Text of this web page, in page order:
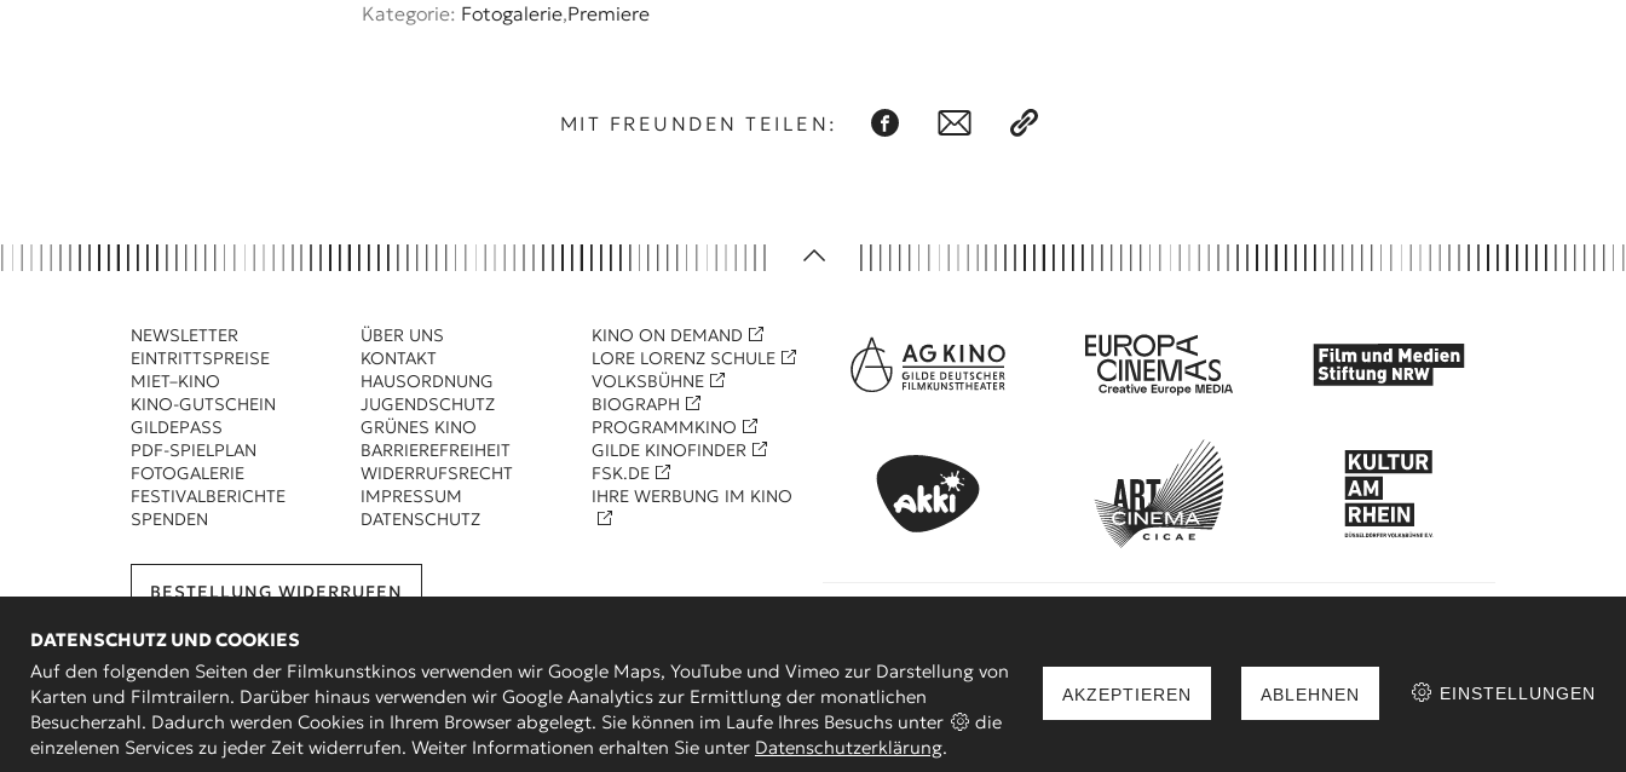
Kategorie: Fotogalerie,Premiere
MIT FREUNDEN TEILEN:
NEWSLETTER
EINTRITTSPREISE
MIET–KINO
KINO-GUTSCHEIN
GILDEPASS
PDF-SPIELPLAN
FOTOGALERIE
FESTIVALBERICHTE
SPENDEN
ÜBER UNS
KONTAKT
HAUSORDNUNG
JUGENDSCHUTZ
GRÜNES KINO
BARRIEREFREIHEIT
WIDERRUFSRECHT
IMPRESSUM
DATENSCHUTZ
KINO ON DEMAND
LORE LORENZ SCHULE
VOLKSBÜHNE
BIOGRAPH
PROGRAMMKINO
GILDE KINOFINDER
FSK.DE
IHRE WERBUNG IM KINO
BESTELLUNG WIDERRUFEN
© 2000 - 2026 BY METROPOL DÜSSELDORFER FILMKUNSTKINO GMBH | Besuche uns auch auf:
DATENSCHUTZ UND COOKIES
Auf den folgenden Seiten der Filmkunstkinos verwenden wir Google Maps, YouTube und Vimeo zur Darstellung von
Karten und Filmtrailern. Darüber hinaus verwenden wir Google Aanalytics zur Ermittlung der monatlichen
Besucherzahl. Dadurch werden Cookies in Ihrem Browser abgelegt. Sie können im Laufe Ihres Besuchs unter
die
einzelenen Services zu jeder Zeit widerrufen. Weiter Informationen erhalten Sie unter Datenschutzerklärung.
AKZEPTIEREN ABLEHNEN EINSTELLUNGEN